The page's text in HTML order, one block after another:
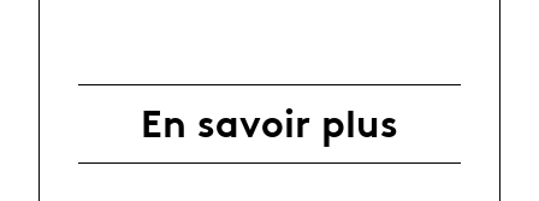
En savoir plus